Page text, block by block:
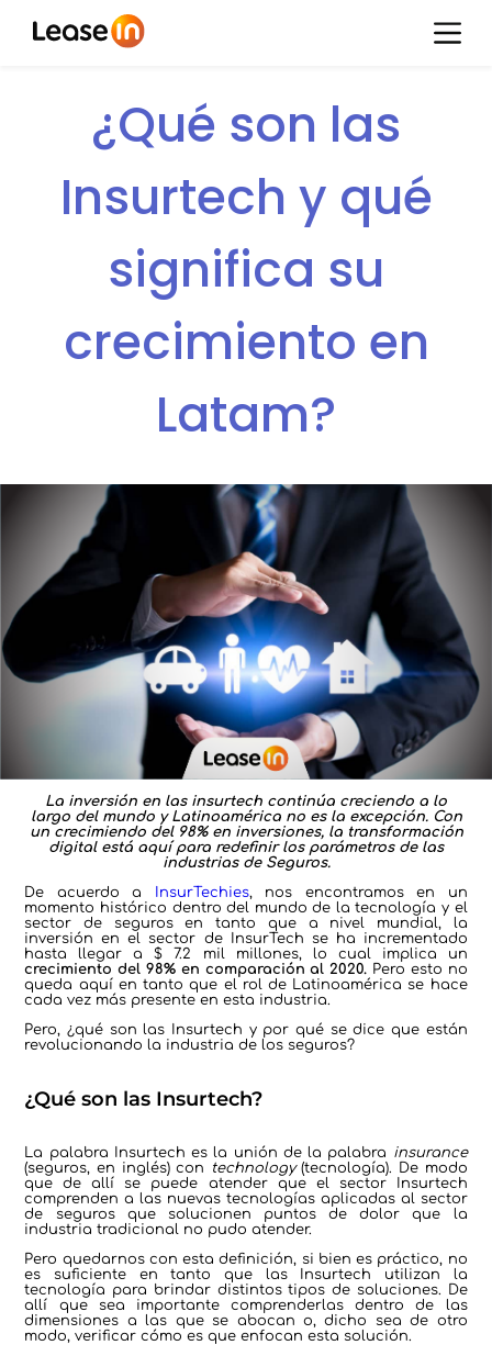
¿Qué son las
Insurtech y qué
significa su
crecimiento en
Latam?
La inversión en las insurtech continúa creciendo a lo
largo del mundo y Latinoamérica no es la excepción. Con
un crecimiendo del 98% en inversiones, la transformación
digital está aquí para redefinir los parámetros de las
industrias de Seguros.
De acuerdo a InsurTechies, nos encontramos en un
momento histórico dentro del mundo de la tecnología y el
sector de seguros en tanto que a nivel mundial, la
inversión en el sector de InsurTech se ha incrementado
hasta llegar a $ 7.2 mil millones, lo cual implica un
crecimiento del 98% en comparación al 2020. Pero esto no
queda aquí en tanto que el rol de Latinoamérica se hace
cada vez más presente en esta industria.
Pero, ¿qué son las Insurtech y por qué se dice que están
revolucionando la industria de los seguros?
¿Qué son las Insurtech?
La palabra Insurtech es la unión de la palabra insurance
(seguros, en inglés) con
technology(tecnología). De modo
que de allí se puede atender que el sector Insurtech
comprenden a las nuevas tecnologías aplicadas al sector
de seguros que solucionen puntos de dolor que la
industria tradicional no pudo atender.
Pero quedarnos con esta definición, si bien es práctico, no
es suficiente en tanto que las Insurtech utilizan la
tecnología para brindar distintos tipos de soluciones. De
allí que sea importante comprenderlas dentro de las
dimensiones a las que se abocan o, dicho sea de otro
modo, verificar cómo es que enfocan esta solución.